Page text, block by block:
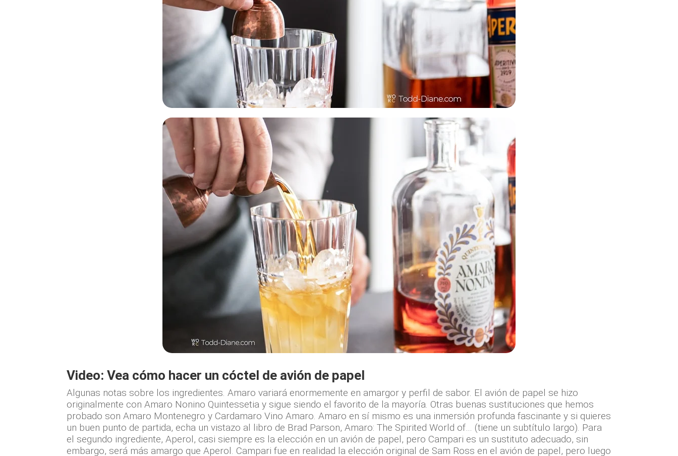
Video: Vea cómo hacer un cóctel de avión de papel
Algunas notas sobre los ingredientes. Amaro variará enormemente en amargor y perfil de sabor. El avión de papel se hizo
originalmente con Amaro Nonino Quintessetia y sigue siendo el favorito de la mayoría. Otras buenas sustituciones que hemos
probado son Amaro Montenegro y Cardamaro Vino Amaro. Amaro en sí mismo es una inmersión profunda fascinante y si quieres
un buen punto de partida, echa un vistazo al libro de Brad Parson, Amaro: The Spirited World of… (tiene un subtítulo largo). Para
el segundo ingrediente, Aperol, casi siempre es la elección en un avión de papel, pero Campari es un sustituto adecuado, sin
embargo, será más amargo que Aperol. Campari fue en realidad la elección original de Sam Ross en el avión de papel, pero luego